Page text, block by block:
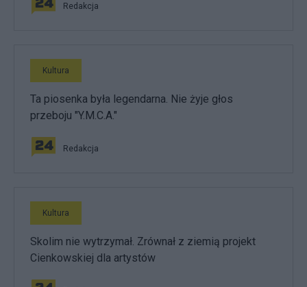
Redakcja
Kultura
Ta piosenka była legendarna. Nie żyje głos
przeboju "Y.M.C.A."
Redakcja
Kultura
Skolim nie wytrzymał. Zrównał z ziemią projekt
Cienkowskiej dla artystów